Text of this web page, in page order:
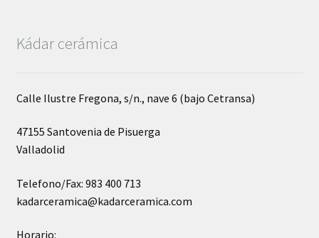
Kádar cerámica
Calle Ilustre Fregona, s/n., nave 6 (bajo Cetransa)
47155 Santovenia de Pisuerga
Valladolid
Telefono/Fax: 983 400 713
kadarceramica@kadarceramica.com
Horario: